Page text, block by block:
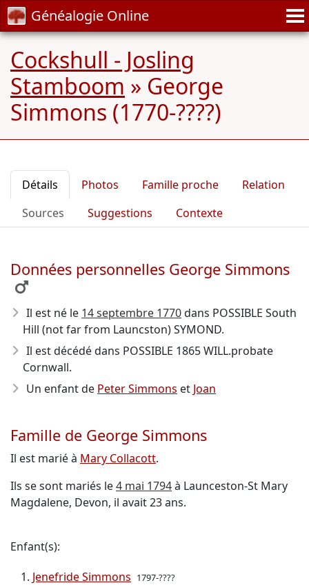
Généalogie Online
Cockshull - Josling
Stamboom » George
Simmons (1770-????)
Détails Photos Famille proche
Relation
Sources
Suggestions Contexte
Données personnelles George Simmons
Il est né le 14 septembre 1770dans POSSIBLE South
Hill (not far from Launcston) SYMOND.
Il est décédé dans POSSIBLE 1865 WILL.probate
Cornwall.
Un enfant de Peter Simmons et Joan
Famille de George Simmons
Il est marié à Mary Collacott.
Ils se sont mariés le4 mai 1794à Launceston-St Mary
Magdalene, Devon, il avait 23 ans.
Enfant(s):
Jenefride Simmons 1797-????